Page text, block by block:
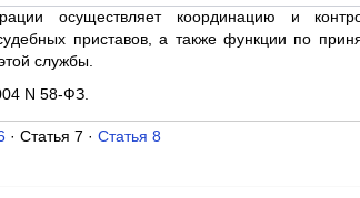
осуществляет координацию и
приставов, а также функции по
службы.
N 58-ФЗ.
· Статья 7 · Статья 8